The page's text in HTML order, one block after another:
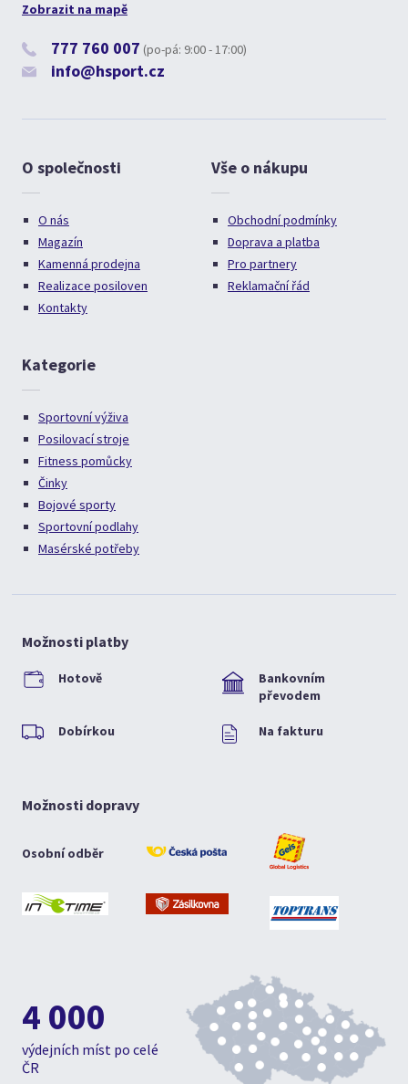
Zobrazit na mapě
777 760 007 (po-pá: 9:00 - 17:00)
info@hsport.cz
O společnosti
O nás
Magazín
Kamenná prodejna
Realizace posiloven
Kontakty
Vše o nákupu
Obchodní podmínky
Doprava a platba
Pro partnery
Reklamační řád
Kategorie
Sportovní výživa
Posilovací stroje
Fitness pomůcky
Činky
Bojové sporty
Sportovní podlahy
Masérské potřeby
Možnosti platby
Hotově
Bankovním
převodem
Dobírkou Na fakturu
Možnosti dopravy
Osobní odběr
4 000
výdejních míst po celé
ČR